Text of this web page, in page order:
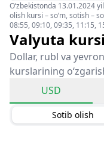
O‘zbekistonda 13.01.2024
olish kursi – so‘m, sotish –
08:55, 09:10, 09:35, 11:15,
Valyuta
Dollar, rubl va
kurslarining
USD
Sotib olish